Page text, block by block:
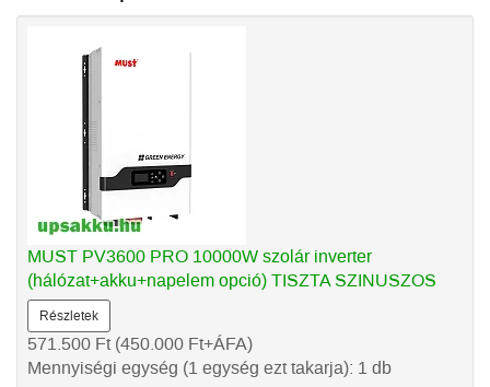
MUST PV3600 PRO 10000W szolár inverter
(hálózat+akku+napelem opció) TISZTA SZINUSZOS
Részletek
571.500 Ft(450.000 Ft+ÁFA)
Mennyiségi egység (1 egység ezt takarja): 1 db